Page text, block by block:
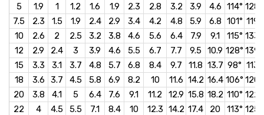
5
1.9 1 1.2 1.6 1.9 2.3 2.8 3.2 3.9 4.6 114° 128°
7.5
2.3 1.5 1.9 2.4 2.9 3.4 4.2 4.8 5.9 6.8 101° 119°
10
2.6 2 2.5 3.2 3.8 4.6 5.6 6.4 7.9 9.1 115° 133°
12
2.9 2.4 3 3.9 4.6 5.5 6.7 7.7 9.5 10.9 128° 139°
15
3.3 3.1 3.7 4.8 5.7 6.8 8.4 9.7 11.8 13.7 98° 113°
18
3.6 3.7 4.5 5.8 6.9 8.2 10 11.6 14.2 16.4 106° 120°
20
3.8 4.1 5 6.4 7.6 9.1 11.2 12.9 15.8 18.2 110° 122°
22
4 4.5 5.5 7.1 8.4 10 12.3 14.2 17.4 20 113° 125°